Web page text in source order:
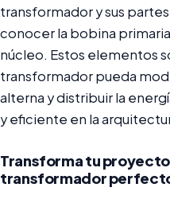
transformador y sus
conocer la bobina
núcleo. Estos elementos
transformador pueda
alterna y distribuir la
y eficiente en la
Transforma tu
transformador